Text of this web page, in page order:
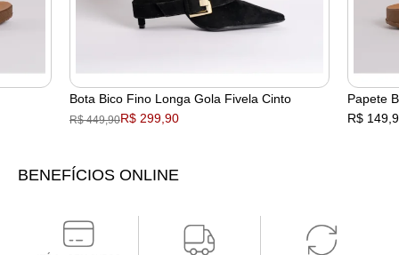
Bota Bico Fino Longa Gola Fivela Cinto
R$ 449,90R$ 299,90
Papete
R$
BENEFÍCIOS ONLINE